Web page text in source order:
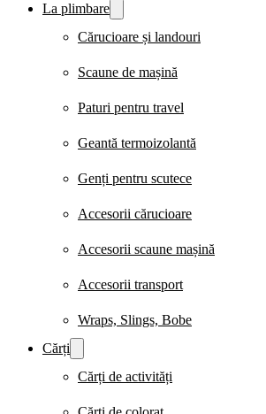
La plimbare
Cărucioare și landouri
Scaune de mașină
Paturi pentru travel
Geantă termoizolantă
Genți pentru scutece
Accesorii cărucioare
Accesorii scaune mașină
Accesorii transport
Wraps, Slings, Bobe
Cărți
Cărți de activități